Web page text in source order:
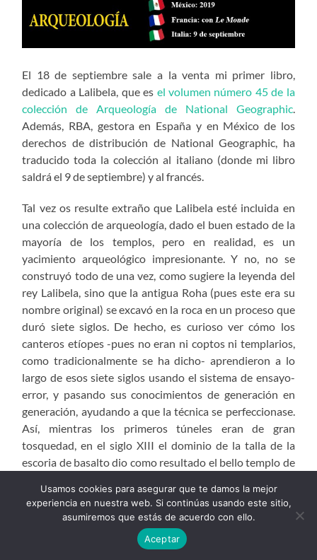
El 18 de septiembre sale a la venta mi primer libro,
dedicado a Lalibela, que es el volumen número 45 de la
colección de Arqueología de National Geographic.
Además, RBA, gestora en España y en México de los
derechos de distribución de National Geographic, ha
traducido toda la colección al italiano (donde mi libro
saldrá el 9 de septiembre) y al francés.
Tal vez os resulte extraño que Lalibela esté incluida en
una colección de arqueología, dado el buen estado de la
mayoría de los templos, pero en realidad, es un
yacimiento arqueológico impresionante. Y no, no se
construyó todo de una vez, como sugiere la leyenda del
rey Lalibela, sino que la antigua Roha (pues este era su
nombre original) se excavó en la roca en un proceso que
duró siete siglos. De hecho, es curioso ver cómo los
canteros etíopes -pues no eran ni coptos ni templarios,
como tradicionalmente se ha dicho- aprendieron a lo
largo de esos siete siglos usando el sistema de ensayo-
error, y pasando sus conocimientos de generación en
generación, ayudando a que la técnica se perfeccionase.
Así, mientras los primeros túneles eran de gran
tosquedad, en el siglo XIII el dominio de la talla de la
escoria de basalto dio como resultado el bello templo de
muy necesaria la arqueología, dado que los textos callan
muchos de estos detalles, limitándose a transmitir
tradiciones o leyendas erróneas.
Usamos cookies para asegurar que te damos la mejor
experiencia en nuestra web. Si continúas usando este sitio,
asumiremos que estás de acuerdo con ello.
Aceptar